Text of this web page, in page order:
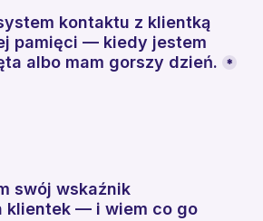
kontaktu z klientką
pamięci — kiedy jestem
albo mam gorszy dzień.
*
swój wskaźnik
klientek — i wiem co go